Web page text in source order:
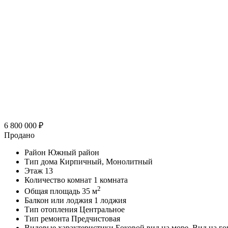
6 800 000 ₽
Продано
Район Южный район
Тип дома Кирпичный, Монолитный
Этаж 13
Количество комнат 1 комната
Общая площадь 35 м2
Балкон или лоджия 1 лоджия
Тип отопления Центральное
Тип ремонта Предчистовая